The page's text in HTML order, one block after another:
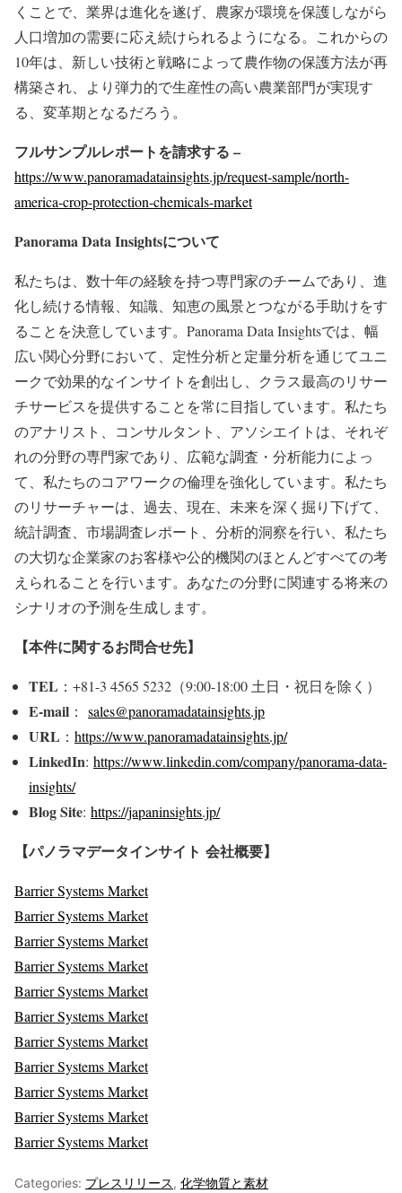
くことで、業界は進化を遂げ、農家が環境を保護しながら
人口増加の需要に応え続けられるようになる。これからの
10年は、新しい技術と戦略によって農作物の保護方法が再
構築され、より弾力的で生産性の高い農業部門が実現す
る、変革期となるだろう。
フルサンプルレポートを請求する –
https://www.panoramadatainsights.jp/request-sample/north-
america-crop-protection-chemicals-market
Panorama Data Insightsについて
私たちは、数十年の経験を持つ専門家のチームであり、進
化し続ける情報、知識、知恵の風景とつながる手助けをす
ることを決意しています。Panorama Data Insightsでは、幅
広い関心分野において、定性分析と定量分析を通じてユニ
ークで効果的なインサイトを創出し、クラス最高のリサー
チサービスを提供することを常に目指しています。私たち
のアナリスト、コンサルタント、アソシエイトは、それぞ
れの分野の専門家であり、広範な調査・分析能力によっ
て、私たちのコアワークの倫理を強化しています。私たち
のリサーチャーは、過去、現在、未来を深く掘り下げて、
統計調査、市場調査レポート、分析的洞察を行い、私たち
の大切な企業家のお客様や公的機関のほとんどすべての考
えられることを行います。あなたの分野に関連する将来の
シナリオの予測を生成します。
【本件に関するお問合せ先】
TEL ：+81-3 4565 5232（9:00-18:00 土日・祝日を除く）
E-mail ： sales@panoramadatainsights.jp
URL ： https://www.panoramadatainsights.jp/
LinkedIn: https://www.linkedin.com/company/panorama-data-
insights/
Blog Site: https://japaninsights.jp/
【パノラマデータインサイト 会社概要】
Barrier Systems Market
Barrier Systems Market
Barrier Systems Market
Barrier Systems Market
Barrier Systems Market
Barrier Systems Market
Barrier Systems Market
Barrier Systems Market
Barrier Systems Market
Barrier Systems Market
Barrier Systems Market
Categories: プレスリリース, 化学物質と素材